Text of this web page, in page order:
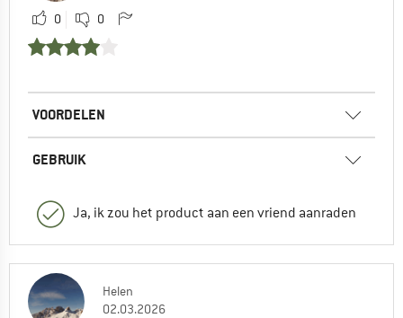
0 0
VOORDELEN
GEBRUIK
Ja, ik zou het product aan een vriend aanraden
Helen
02.03.2026